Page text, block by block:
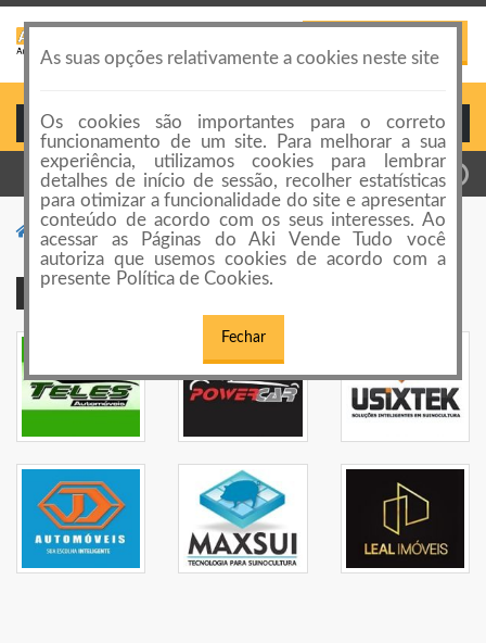
navigation
Login ou Cadastro
Móveis para Escritório Cadeiras para Escritório
As suas opções relativamente a cookies neste site
Os cookies são importantes para o correto
funcionamento de um site. Para melhorar a sua
experiência, utilizamos cookies para lembrar
detalhes de início de sessão, recolher estatísticas
para otimizar a funcionalidade do site e apresentar
conteúdo de acordo com os seus interesses. Ao
acessar as Páginas do Aki Vende Tudo você
autoriza que usemos cookies de acordo com a
presente Política de Cookies.
Fechar